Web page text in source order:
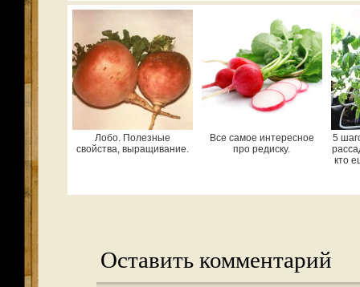
Лобо. Полезные
свойства, выращивание.
Все самое интересное
про редиску.
5
кто
Оставить комментарий